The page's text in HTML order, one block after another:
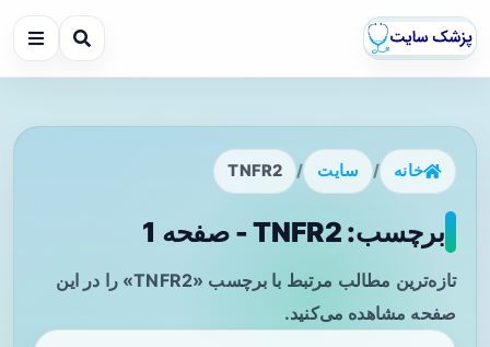
خانه / سایت /
TNFR2
برچسب: TNFR2 - صفحه 1
تازه‌ترین مطالب مرتبط با برچسب «TNFR2» را در این
صفحه مشاهده می‌کنید.